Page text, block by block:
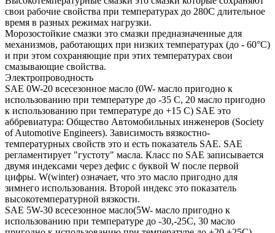
свои рабочие свойства при температурах до 280С длительное
время в разных режимах нагрузки.
Морозостойкие смазки это смазки предназначенные для
механизмов, работающих при низких температурах (до - 60°С)
и при этом сохраняющие при этих температурах свои
смазывающие свойства.
Электропроводность
SAE 0W-20 всесезонное масло (0W- масло пригодно к
использованию при температуре до -35 С, 20 масло пригодно
к использованию при температуре до +15 С) SAE это
аббревиатура: Общество Автомобильных инженеров (Society
of Automotive Engineers). Зависимость вязкостно-
температурных свойств это и есть показатель SAE. SAE
регламентирует "густоту" масла. Класс по SAE записывается
двумя индексами через дефис с буквой W после первой
цифры. W(winter) означает, что это масло пригодно для
зимнего использования. Второй индекс это показатель
высокотемпературной вязкости.
SAE 5W-30 всесезонное масло(5W- масло пригодно к
использованию при температуре до -30,-25С, 30 масло